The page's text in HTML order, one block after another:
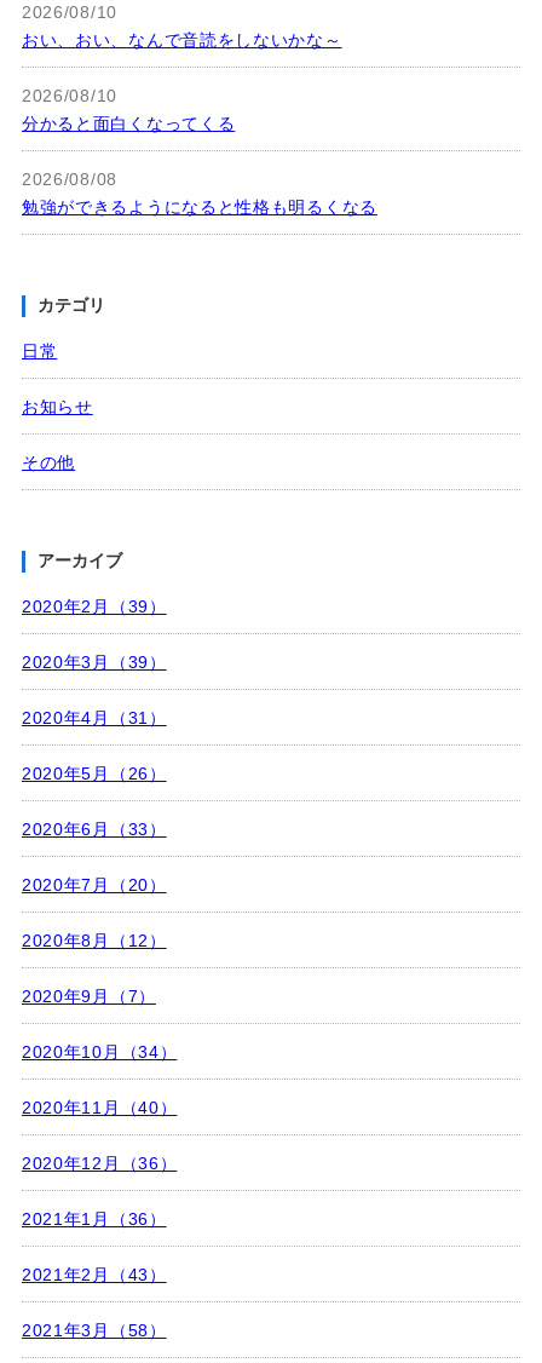
2026/08/10
おい、おい、なんで音読をしないかな～
2026/08/10
分かると面白くなってくる
2026/08/08
勉強ができるようになると性格も明るくなる
カテゴリ
日常
お知らせ
その他
アーカイブ
2020年2月（39）
2020年3月（39）
2020年4月（31）
2020年5月（26）
2020年6月（33）
2020年7月（20）
2020年8月（12）
2020年9月（7）
2020年10月（34）
2020年11月（40）
2020年12月（36）
2021年1月（36）
2021年2月（43）
2021年3月（58）